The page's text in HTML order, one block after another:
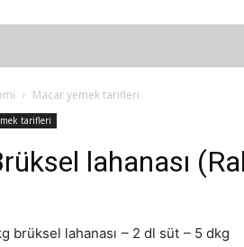
Macar yemek tarifleri
tarifleri
lahanası
brüksel lahanası – 2 dl süt – 5 dkg